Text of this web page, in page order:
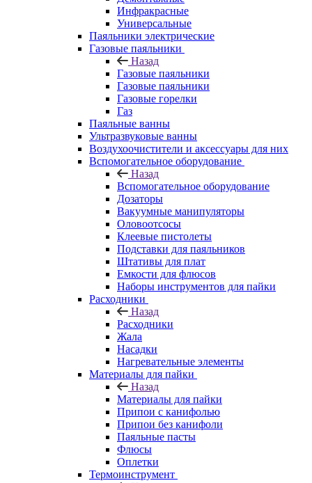
Инфракрасные
Универсальные
Паяльники электрические
Газовые паяльники
Назад
Газовые паяльники
Газовые паяльники
Газовые горелки
Газ
Паяльные ванны
Ультразвуковые ванны
Воздухоочистители и аксессуары для них
Вспомогательное оборудование
Назад
Вспомогательное оборудование
Дозаторы
Вакуумные манипуляторы
Оловоотсосы
Клеевые пистолеты
Подставки для паяльников
Штативы для плат
Емкости для флюсов
Наборы инструментов для пайки
Расходники
Назад
Расходники
Жала
Насадки
Нагревательные элементы
Материалы для пайки
Назад
Материалы для пайки
Припои с канифолью
Припои без канифоли
Паяльные пасты
Флюсы
Оплетки
Термоинструмент